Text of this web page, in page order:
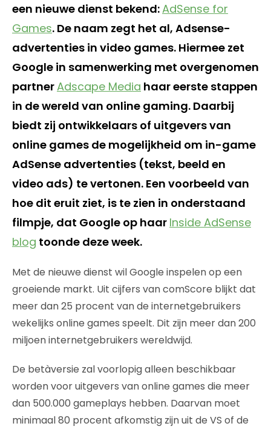
een nieuwe dienst bekend:AdSense for
Games. De naam zegt het al, Adsense-
advertenties in video games. Hiermee zet
Google in samenwerking met overgenomen
partnerAdscape Media haar eerste stappen
in de wereld van online gaming. Daarbij
biedt zij ontwikkelaars of uitgevers van
online games de mogelijkheid om in-game
AdSense advertenties (tekst, beeld en
video ads) te vertonen. Een voorbeeld van
hoe dit eruit ziet, is te zien in onderstaand
filmpje, dat Google op haar Inside AdSense
blog toonde deze week.
Met de nieuwe dienst wil Google inspelen op een
groeiende markt. Uit cijfers van comScore blijkt dat
meer dan 25 procent van de internetgebruikers
wekelijks online games speelt. Dit zijn meer dan 200
miljoen internetgebruikers wereldwijd.
De betàversie zal voorlopig alleen beschikbaar
worden voor uitgevers van online games die meer
dan 500.000 gameplays hebben. Daarvan moet
minimaal 80 procent afkomstig zijn uit de VS of de